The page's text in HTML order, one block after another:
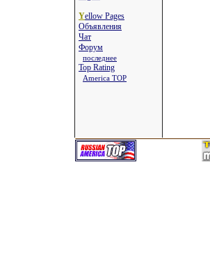
Yellow Pages
Объявления
Чат
Форум
последнее
Top Rating
America TOP